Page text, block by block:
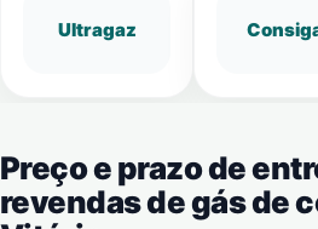
Ultragaz
Preço e prazo de
revendas de gás de